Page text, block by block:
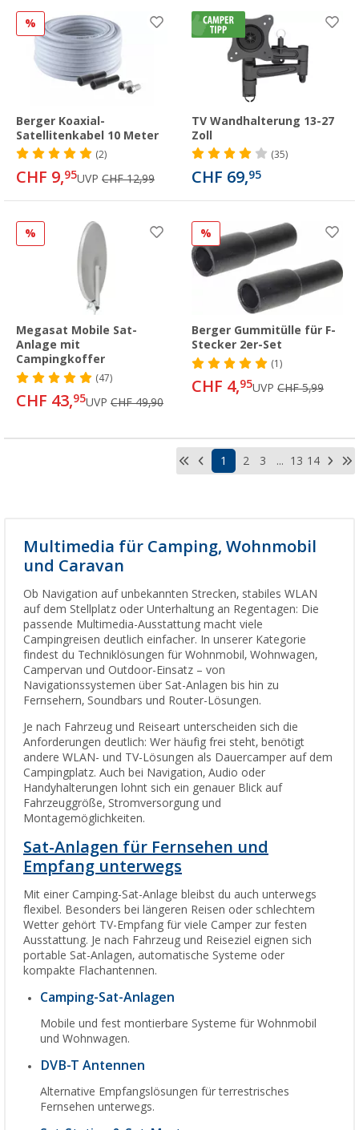
%
Berger Koaxial-
Satellitenkabel 10 Meter
(2)
CHF 9,95UVP CHF 12,99
TV Wandhalterung 13-27
Zoll
(35)
CHF 69,95
%
Megasat Mobile Sat-
Anlage mit
Campingkoffer
(47)
CHF 43,95UVP CHF 49,90
%
Berger Gummitülle für F-
Stecker 2er-Set
(1)
CHF 4,95UVP CHF 5,99
1 2 3 ... 13 14
Multimedia für Camping, Wohnmobil
und Caravan
Ob Navigation auf unbekannten Strecken, stabiles WLAN
auf dem Stellplatz oder Unterhaltung an Regentagen: Die
passende Multimedia-Ausstattung macht viele
Campingreisen deutlich einfacher. In unserer Kategorie
findest du Techniklösungen für Wohnmobil, Wohnwagen,
Campervan und Outdoor-Einsatz – von
Navigationssystemen über Sat-Anlagen bis hin zu
Fernsehern, Soundbars und Router-Lösungen.
Je nach Fahrzeug und Reiseart unterscheiden sich die
Anforderungen deutlich: Wer häufig frei steht, benötigt
andere WLAN- und TV-Lösungen als Dauercamper auf dem
Campingplatz. Auch bei Navigation, Audio oder
Handyhalterungen lohnt sich ein genauer Blick auf
Fahrzeuggröße, Stromversorgung und
Montagemöglichkeiten.
Sat-Anlagen für Fernsehen und
Empfang unterwegs
Mit einer Camping-Sat-Anlage bleibst du auch unterwegs
flexibel. Besonders bei längeren Reisen oder schlechtem
Wetter gehört TV-Empfang für viele Camper zur festen
Ausstattung. Je nach Fahrzeug und Reiseziel eignen sich
portable Sat-Anlagen, automatische Systeme oder
kompakte Flachantennen.
Camping-Sat-Anlagen
Mobile und fest montierbare Systeme für Wohnmobil
und Wohnwagen.
DVB-T Antennen
Alternative Empfangslösungen für terrestrisches
Fernsehen unterwegs.